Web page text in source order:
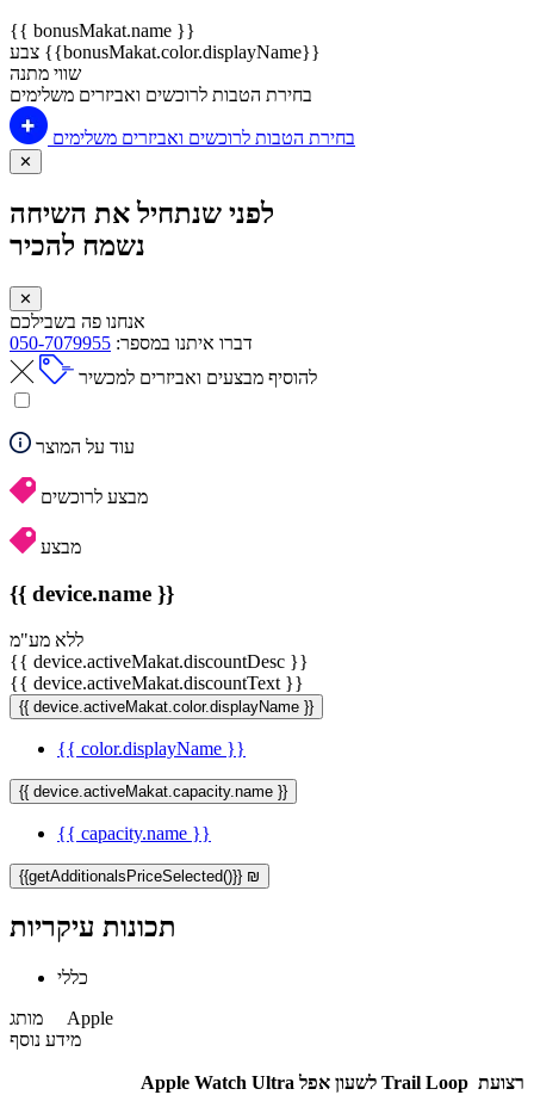
{{ bonusMakat.name }}
צבע {{bonusMakat.color.displayName}}
שווי מתנה
בחירת הטבות לרוכשים ואביזרים משלימים
בחירת הטבות לרוכשים ואביזרים משלימים
✕
לפני שנתחיל את השיחה
נשמח להכיר
✕
אנחנו פה בשבילכם
דברו איתנו במספר: 050-7079955
להוסיף מבצעים ואביזרים למכשיר
עוד על המוצר
מבצע לרוכשים
מבצע
{{ device.name }}
ללא מע"מ
{{ device.activeMakat.discountDesc }}
{{ device.activeMakat.discountText }}
{{ device.activeMakat.color.displayName }}
{{ color.displayName }}
{{ device.activeMakat.capacity.name }}
{{ capacity.name }}
{{getAdditionalsPriceSelected()}} ₪
תכונות עיקריות
כללי
מותג Apple
מידע נוסף
רצועת Trail Loop לשעון אפל Apple Watch Ultra